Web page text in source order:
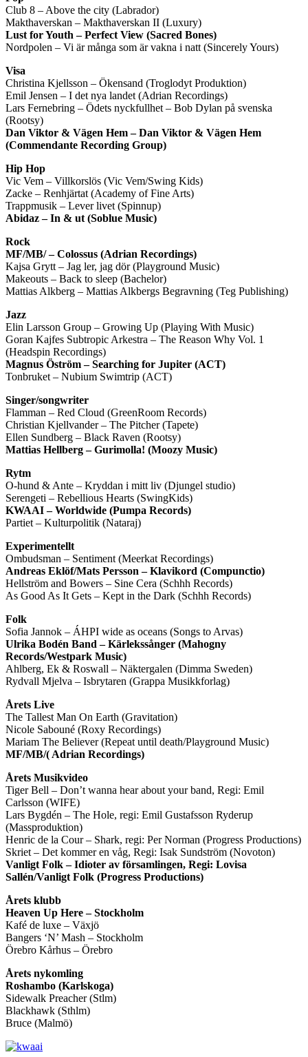
Club 8 – Above the city (Labrador)
Makthaverskan – Makthaverskan II (Luxury)
Lust for Youth – Perfect View (Sacred Bones)
Nordpolen – Vi är många som är vakna i natt (Sincerely Yours)
Visa
Christina Kjellsson – Ökensand (Troglodyt Produktion)
Emil Jensen – I det nya landet (Adrian Recordings)
Lars Fernebring – Ödets nyckfullhet – Bob Dylan på svenska
(Rootsy)
Dan Viktor & Vägen Hem – Dan Viktor & Vägen Hem
(Commendante Recording Group)
Hip Hop
Vic Vem – Villkorslös (Vic Vem/Swing Kids)
Zacke – Renhjärtat (Academy of Fine Arts)
Trappmusik – Lever livet (Spinnup)
Abidaz – In & ut (Soblue Music)
Rock
MF/MB/ – Colossus (Adrian Recordings)
Kajsa Grytt – Jag ler, jag dör (Playground Music)
Makeouts – Back to sleep (Bachelor)
Mattias Alkberg – Mattias Alkbergs Begravning (Teg Publishing)
Jazz
Elin Larsson Group – Growing Up (Playing With Music)
Goran Kajfes Subtropic Arkestra – The Reason Why Vol. 1
(Headspin Recordings)
Magnus Öström – Searching for Jupiter (ACT)
Tonbruket – Nubium Swimtrip (ACT)
Singer/songwriter
Flamman – Red Cloud (GreenRoom Records)
Christian Kjellvander – The Pitcher (Tapete)
Ellen Sundberg – Black Raven (Rootsy)
Mattias Hellberg – Gurimolla! (Moozy Music)
Rytm
O-hund & Ante – Kryddan i mitt liv (Djungel studio)
Serengeti – Rebellious Hearts (SwingKids)
KWAAI – Worldwide (Pumpa Records)
Partiet – Kulturpolitik (Nataraj)
Experimentellt
Ombudsman – Sentiment (Meerkat Recordings)
Andreas Eklöf/Mats Persson – Klavikord (Compunctio)
Hellström and Bowers – Sine Cera (Schhh Records)
As Good As It Gets – Kept in the Dark (Schhh Records)
Folk
Sofia Jannok – ÁHPI wide as oceans (Songs to Arvas)
Ulrika Bodén Band – Kärlekssånger (Mahogny
Records/Westpark Music)
Ahlberg, Ek & Roswall – Näktergalen (Dimma Sweden)
Rydvall Mjelva – Isbrytaren (Grappa Musikkforlag)
Årets Live
The Tallest Man On Earth (Gravitation)
Nicole Sabouné (Roxy Recordings)
Mariam The Believer (Repeat until death/Playground Music)
MF/MB/( Adrian Recordings)
Årets Musikvideo
Tiger Bell – Don’t wanna hear about your band, Regi: Emil
Carlsson (WIFE)
Lars Bygdén – The Hole, regi: Emil Gustafsson Ryderup
(Massproduktion)
Henric de la Cour – Shark, regi: Per Norman (Progress Productions)
Skriet – Det kommer en våg, Regi: Isak Sundström (Novoton)
Vanligt Folk – Idioter av församlingen, Regi: Lovisa
Sallén/Vanligt Folk (Progress Productions)
Årets klubb
Heaven Up Here – Stockholm
Kafé de luxe – Växjö
Bangers ‘N’ Mash – Stockholm
Örebro Kårhus – Örebro
Årets nykomling
Roshambo (Karlskoga)
Sidewalk Preacher (Stlm)
Blackhawk (Sthlm)
Bruce (Malmö)